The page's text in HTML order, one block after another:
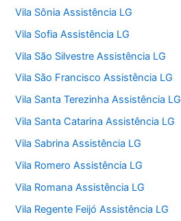
Vila Sônia Assistência LG
Vila Sofia Assistência LG
Vila São Silvestre Assistência LG
Vila São Francisco Assistência LG
Vila Santa Terezinha Assistência LG
Vila Santa Catarina Assistência LG
Vila Sabrina Assistência LG
Vila Romero Assistência LG
Vila Romana Assistência LG
Vila Regente Feijó Assistência LG